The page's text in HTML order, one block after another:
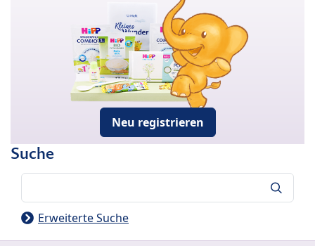
Neu registrieren
Suche
Erweiterte Suche